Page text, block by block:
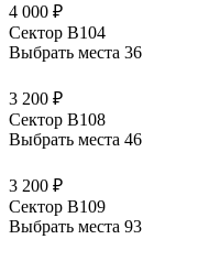
4 000 ₽
Сектор В104
Выбрать места 36
3 200 ₽
Сектор В108
Выбрать места 46
3 200 ₽
Сектор В109
Выбрать места 93